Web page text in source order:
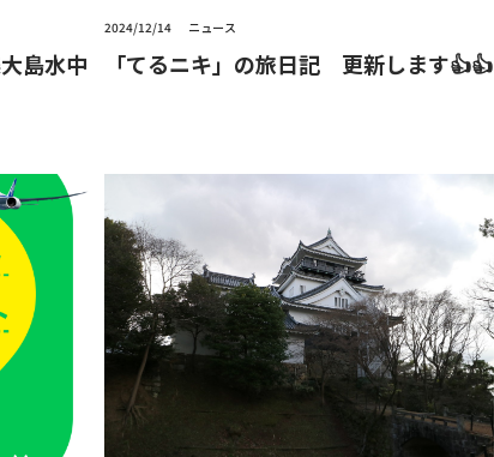
島水中
2024/12/14 ニュース
「てるニキ」の旅日記 更新します👍👍